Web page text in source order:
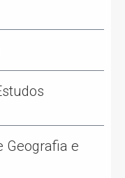
Geografia e